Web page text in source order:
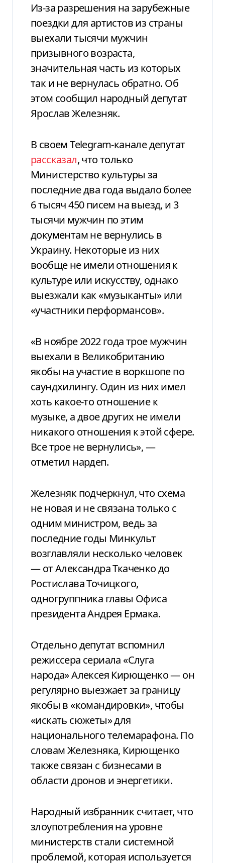
Из-за разрешения на зарубежные
поездки для артистов из страны
выехали тысячи мужчин
призывного возраста,
значительная часть из которых
так и не вернулась обратно. Об
этом сообщил народный депутат
Ярослав Железняк.
В своем Telegram-канале депутат
рассказал, что только
Министерство культуры за
последние два года выдало более
6 тысяч 450 писем на выезд, и 3
тысячи мужчин по этим
документам не вернулись в
Украину. Некоторые из них
вообще не имели отношения к
культуре или искусству, однако
выезжали как «музыканты» или
«участники перформансов».
«В ноябре 2022 года трое мужчин
выехали в Великобританию
якобы на участие в воркшопе по
саундхилингу. Один из них имел
хоть какое-то отношение к
музыке, а двое других не имели
никакого отношения к этой сфере.
Все трое не вернулись», —
отметил нардеп.
Железняк подчеркнул, что схема
не новая и не связана только с
одним министром, ведь за
последние годы Минкульт
возглавляли несколько человек
— от Александра Ткаченко до
Ростислава Точицкого,
одногруппника главы Офиса
президента Андрея Ермака.
Отдельно депутат вспомнил
режиссера сериала «Слуга
народа» Алексея Кирющенко — он
регулярно выезжает за границу
якобы в «командировки», чтобы
«искать сюжеты» для
национального телемарафона. По
словам Железняка, Кирющенко
также связан с бизнесами в
области дронов и энергетики.
Народный избранник считает, что
злоупотребления на уровне
министерств стали системной
проблемой, которая используется